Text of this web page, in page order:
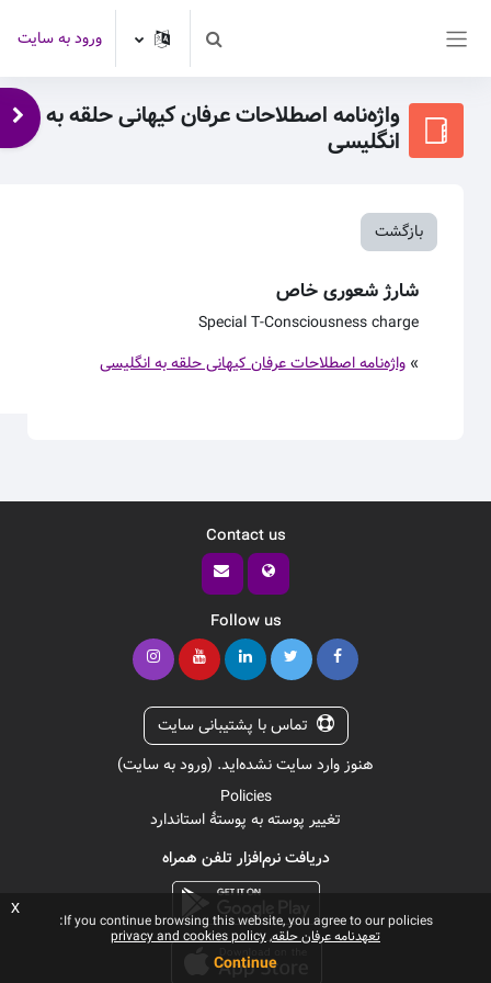
Toggle search inputورود به سایت
واژه‌نامه اصطلاحات عرفان کیهانی حلقه به
انگلیسی
بازگشت
شارژ شعوری خاص
Special T-Consciousnesscharge
» واژه‌نامه اصطلاحات عرفان کیهانی حلقه به انگلیسی
Contact us
Follow us
تماس با پشتیبانی سایت
هنوز وارد سایت نشده‌اید. (ورود به سایت)
Policies
تغییر پوسته به پوستهٔ استاندارد
دریافت نرم‌افزار تلفن همراه
If you continue browsing this website, you agree to our policies:
تعهدنامه عرفان حلقه privacy and cookies policy
Continue
x